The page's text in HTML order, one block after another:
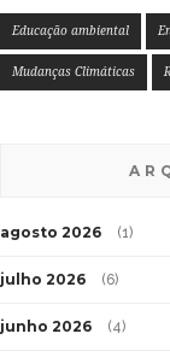
Educação ambiental
Mudanças Climáticas
agosto 2026 (1)
julho 2026 (6)
junho 2026 (4)